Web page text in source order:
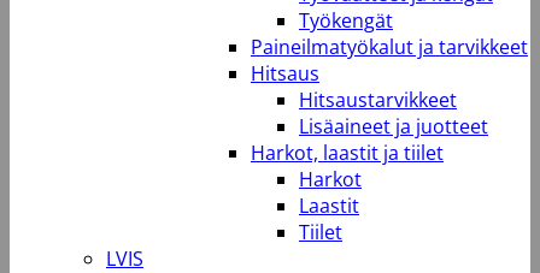
Työkengät
Paineilmatyökalut ja tarvikkeet
Hitsaus
Hitsaustarvikkeet
Lisäaineet ja juotteet
Harkot, laastit ja tiilet
Harkot
Laastit
Tiilet
LVIS